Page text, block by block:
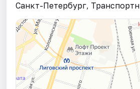
Санкт-Петербург,